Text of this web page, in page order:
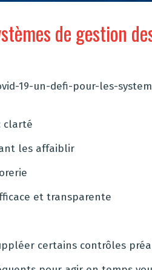
de gestion
19-un-defi-pour-les-
clarté
les affaiblir
et transparente
certains contrôles